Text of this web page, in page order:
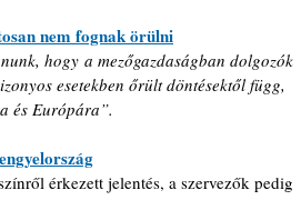
nem fognak örülni
hogy a mezőgazdaságban dolgozók
esetekben őrült döntésektől függ,
és Európára”.
érkezett jelentés, a szervezők pedig